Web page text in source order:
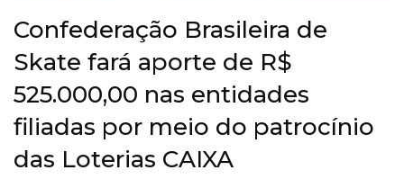
Confederação Brasileira de
Skate fará aporte de R$
525.000,00 nas entidades
filiadas por meio do patrocínio
das Loterias CAIXA